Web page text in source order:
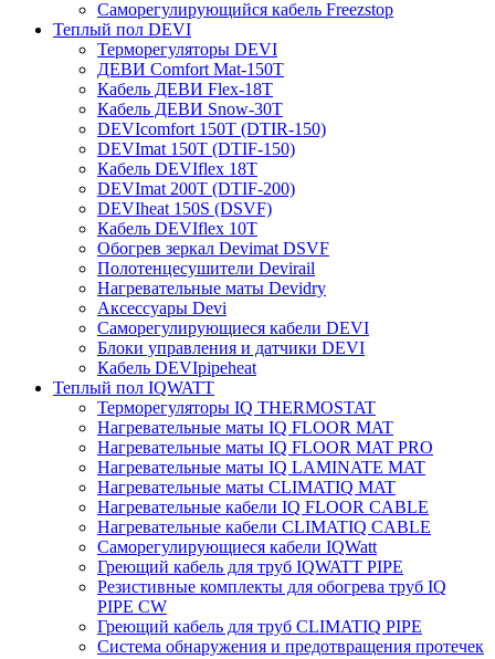
Cаморегулирующийся кабель Freezstop
Теплый пол DEVI
Терморегуляторы DEVI
ДЕВИ Comfort Mat-150T
Кабель ДЕВИ Flex-18T
Кабель ДЕВИ Snow-30T
DEVIcomfort 150T (DTIR-150)
DEVImat 150T (DTIF-150)
Кабель DEVIflex 18T
DEVImat 200T (DTIF-200)
DEVIheat 150S (DSVF)
Кабель DEVIflex 10T
Обогрев зеркал Devimat DSVF
Полотенцесушители Devirail
Нагревательные маты Devidry
Аксессуары Devi
Саморегулирующиеся кабели DEVI
Блоки управления и датчики DEVI
Кабель DEVIpipeheat
Теплый пол IQWATT
Терморегуляторы IQ THERMOSTAT
Нагревательные маты IQ FLOOR MAT
Нагревательные маты IQ FLOOR MAT PRO
Нагревательные маты IQ LAMINATE MAT
Нагревательные маты CLIMATIQ MAT
Нагревательные кабели IQ FLOOR CABLE
Нагревательные кабели CLIMATIQ CABLE
Саморегулирующиеся кабели IQWatt
Греющий кабель для труб IQWATT PIPE
Резистивные комплекты для обогрева труб IQ
PIPE CW
Греющий кабель для труб CLIMATIQ PIPE
Система обнаружения и предотвращения протечек